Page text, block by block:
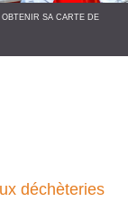
OBTENIR SA CARTE DE
déchèteries